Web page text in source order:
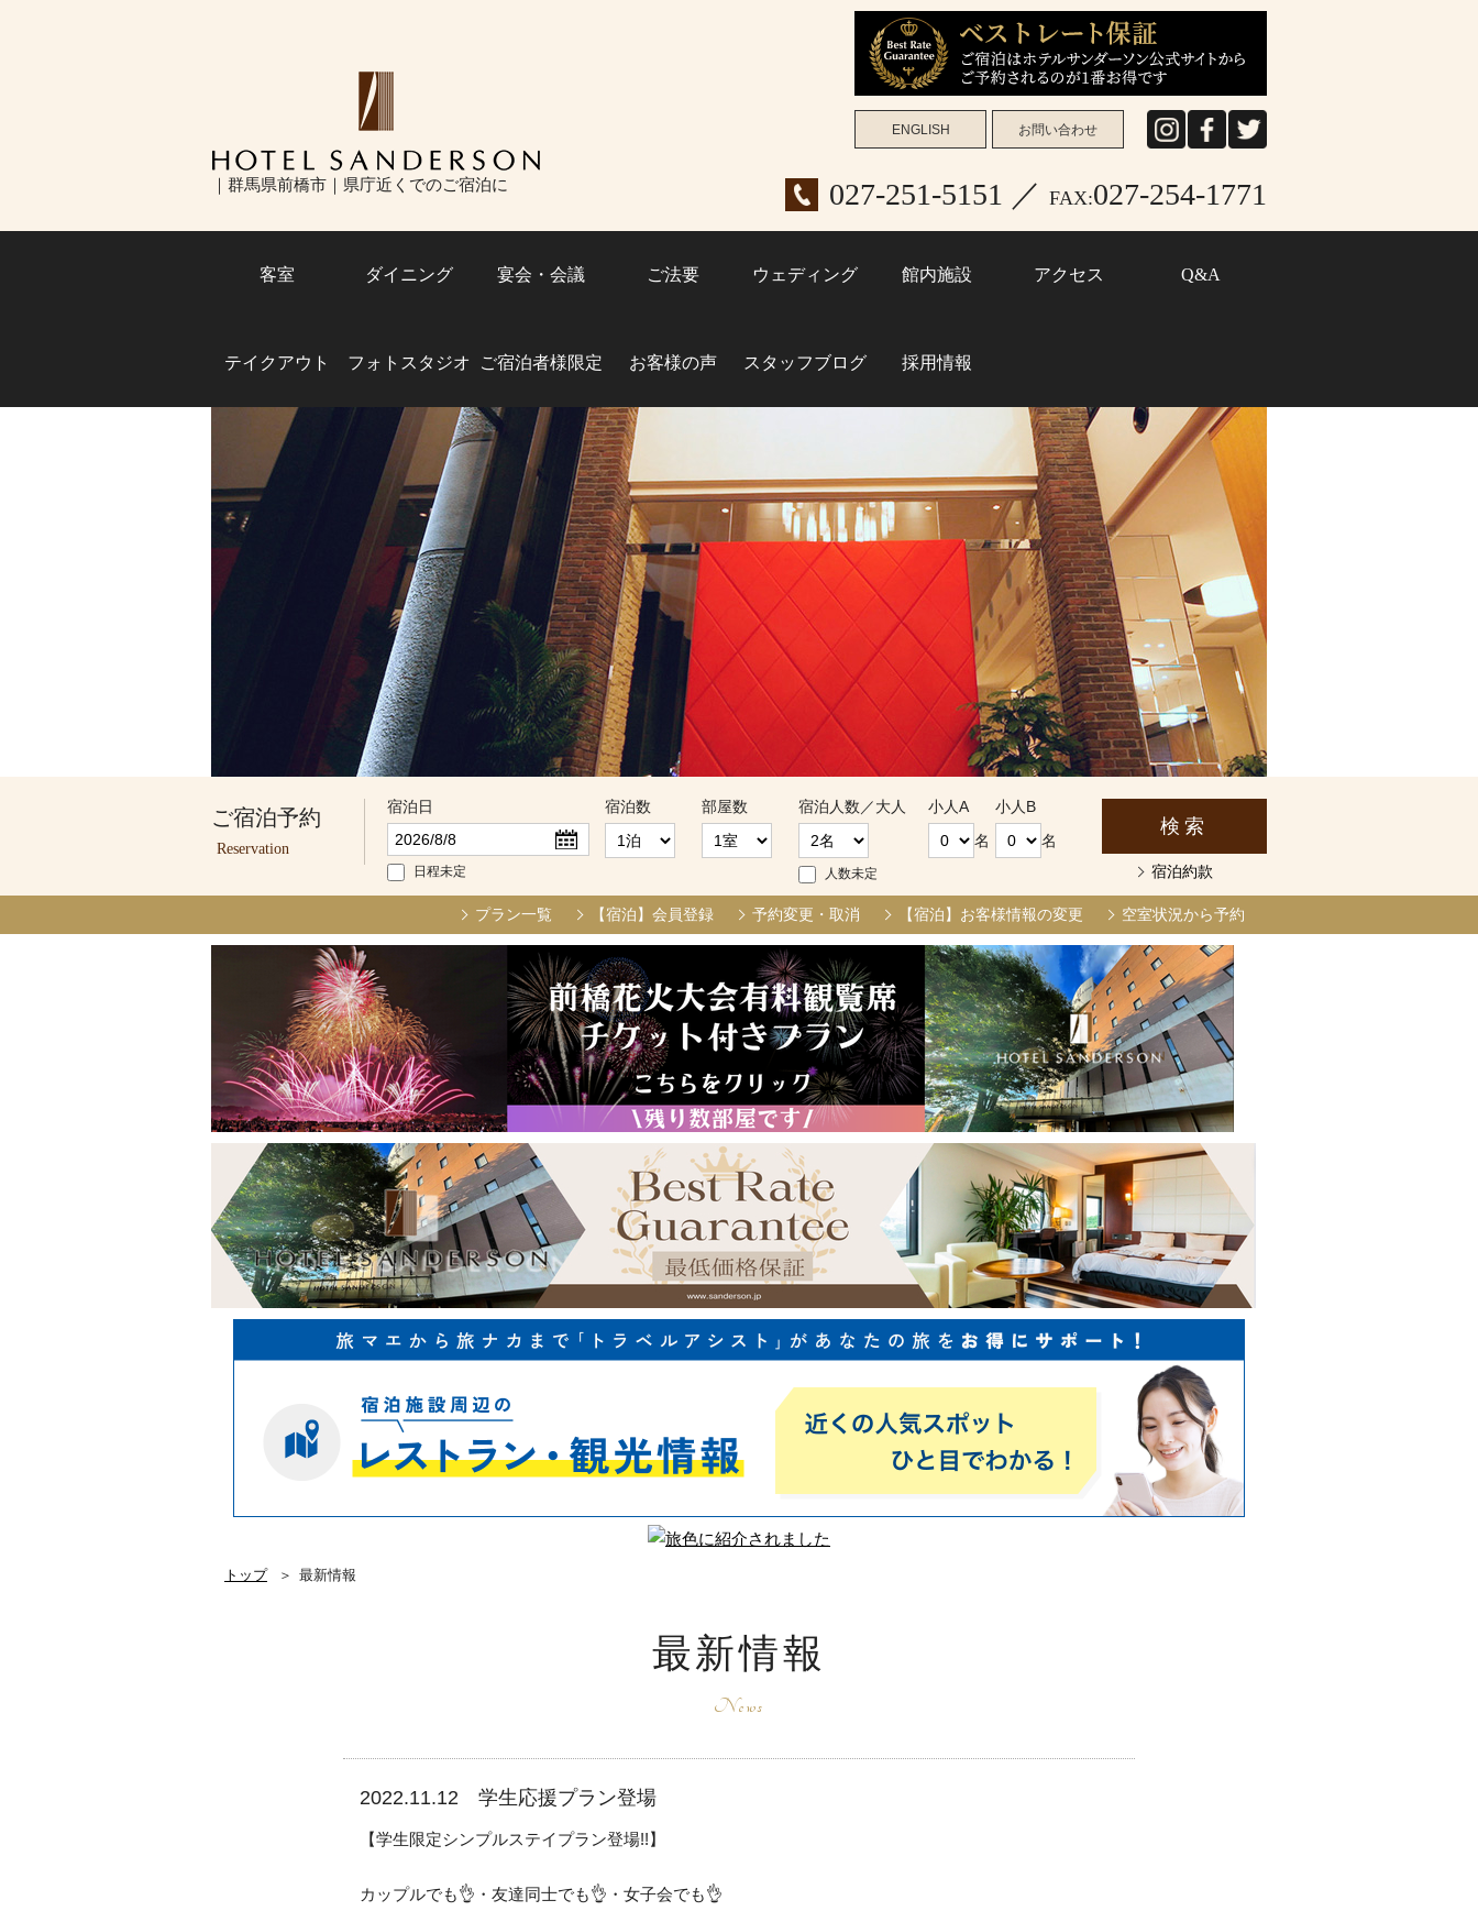
ホテルサンダーソン 前橋市で宿泊・女子旅
｜群馬県前橋市｜県庁近くでのご宿泊に
ENGLISH お問い合わせ
027-251-5151 ／ FAX:027-254-1771
客室 ダイニング 宴会・会議 ご法要 ウェディング 館内施設 アクセス Q&A
テイクアウト フォトスタジオ ご宿泊者様限定 お客様の声 スタッフブログ 採用情報
ご宿泊予約
Reservation
宿泊日
日程未定
宿泊数 部屋数 宿泊人数／大人
人数未定
小人A
名
小人B
名
宿泊約款
プラン一覧 【宿泊】会員登録 予約変更・取消 【宿泊】お客様情報の変更 空室状況から予約
トップ 最新情報
最新情報
2022.11.12 学生応援プラン登場
【学生限定シンプルステイプラン登場!!】
カップルでも👌・友達同士でも👌・女子会でも👌